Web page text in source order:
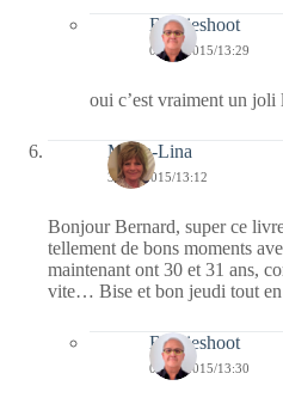
Bernieshoot
05/05/2015/13:29
oui c’est vraiment un joli
Maria-Lina
30/04/2015/13:12
Bonjour Bernard, super ce
tellement de bons moments
maintenant ont 30 et 31 ans,
vite… Bise et bon jeudi tout
Bernieshoot
05/05/2015/13:30